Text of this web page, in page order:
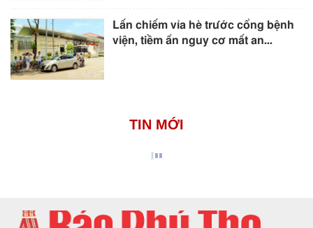
Lấn chiếm vỉa hè trước cổng bệnh
viện, tiềm ẩn nguy cơ mất an...
TIN MỚI